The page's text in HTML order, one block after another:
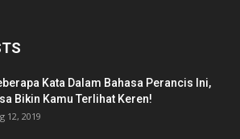
Kata Dalam Bahasa Perancis Ini,
Bikin Kamu Terlihat Keren!
12, 2019